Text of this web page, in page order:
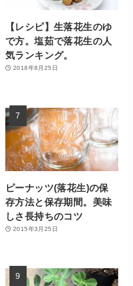
【レシピ】生落花生のゆ
で方。塩茹で落花生の人
気ランキング。
2018年8月25日
ピーナッツ(落花生)の保
存方法と保存期間。美味
しさ長持ちのコツ
2015年3月25日